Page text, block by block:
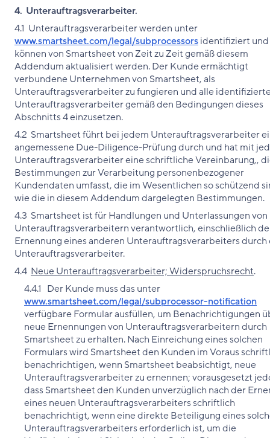
4. Unterauftragsverarbeiter.
4.1 Unterauftragsverarbeiter werden unter
www.smartsheet.com/legal/subprocessorsidentifiziert und
können von Smartsheet von Zeit zu Zeit gemäß diesem
Addendum aktualisiert werden. Der Kunde ermächtigt
verbundene Unternehmen von Smartsheet, als
Unterauftragsverarbeiter zu fungieren und alle
Unterauftragsverarbeiter gemäß den Bedingungen dieses
Abschnitts 4 einzusetzen.
4.2 Smartsheet führt bei jedem Unterauftragsverarbeiter
angemessene Due-Diligence-Prüfung durch und hat mit
Unterauftragsverarbeiter eine schriftliche Vereinbarung,,
Bestimmungen zur Verarbeitung personenbezogener
Kundendaten umfasst, die im Wesentlichen so schützend
wie die in diesem Addendum dargelegten Bestimmungen.
4.3 Smartsheet ist für Handlungen und Unterlassungen von
Unterauftragsverarbeitern verantwortlich, einschließlich
Ernennung eines anderen Unterauftragsverarbeiters durch
Unterauftragsverarbeiter.
4.4 Neue Unterauftragsverarbeiter; Widerspruchsrecht.
4.4.1 Der Kunde muss das unter
www.smartsheet.com/legal/subprocessor-notification
verfügbare Formular ausfüllen, um Benachrichtigungen
neue Ernennungen von Unterauftragsverarbeitern durch
Smartsheet zu erhalten. Nach Einreichung eines solchen
Formulars wird Smartsheet den Kunden im Voraus
benachrichtigen, wenn Smartsheet beabsichtigt, neue
Unterauftragsverarbeiter zu ernennen; vorausgesetzt
dass Smartsheet den Kunden unverzüglich nach der
eines neuen Unterauftragsverarbeiters schriftlich
benachrichtigt, wenn eine direkte Beteiligung eines
Unterauftragsverarbeiters erforderlich ist, um die